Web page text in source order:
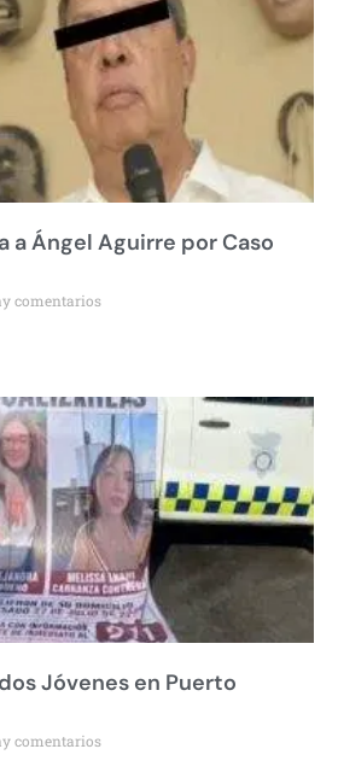
a Ángel Aguirre por Caso
comentarios
Jóvenes en Puerto
comentarios